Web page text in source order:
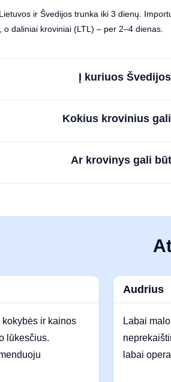
ir Švedijos trunka iki 3 dienų.
daliniai kroviniai (LTL) – per 2–4 dienas.
Į kuriuos
Kokius krovinius
Ar krovinys gali
ir kainos
lūkesčius.
Audrius
Labai
labai